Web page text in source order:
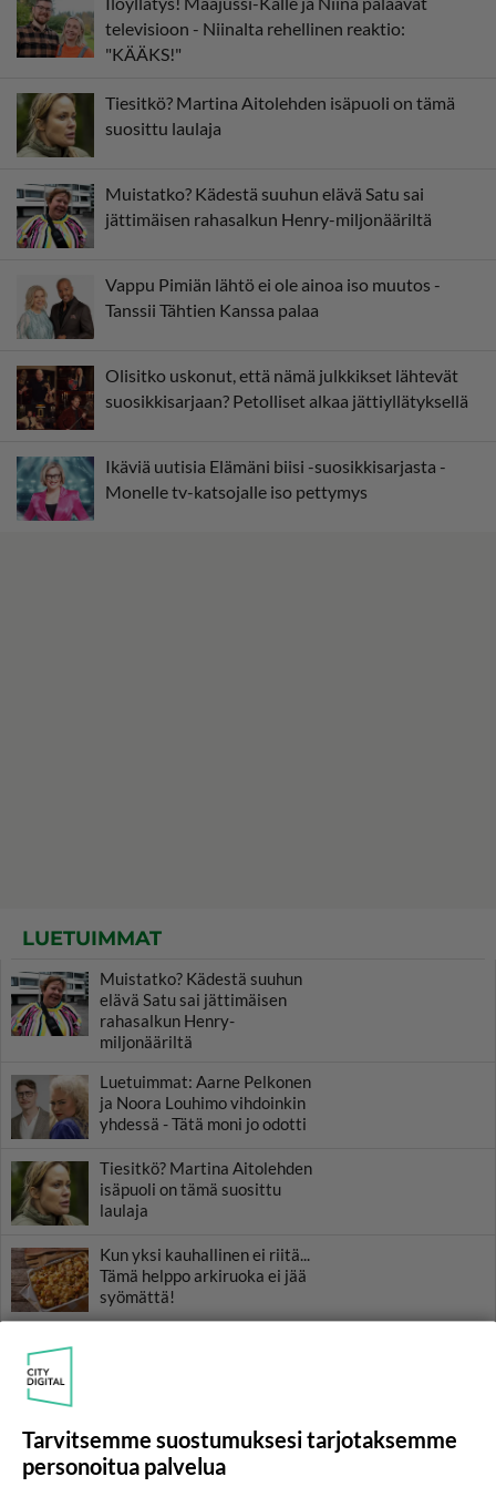
televisioon - Niinalta rehellinen reaktio:
"KÄÄKS!"
Tiesitkö? Martina Aitolehden isäpuoli on tämä
suosittu laulaja
Muistatko? Kädestä suuhun elävä Satu sai
jättimäisen rahasalkun Henry-miljonääriltä
Vappu Pimiän lähtö ei ole ainoa iso muutos -
Tanssii Tähtien Kanssa palaa
Olisitko uskonut, että nämä julkkikset lähtevät
suosikkisarjaan? Petolliset alkaa jättiyllätyksellä
Ikäviä uutisia Elämäni biisi -suosikkisarjasta -
Monelle tv-katsojalle iso pettymys
LUETUIMMAT
Muistatko? Kädestä suuhun
elävä Satu sai jättimäisen
rahasalkun Henry-
miljonääriltä
Luetuimmat: Aarne Pelkonen
ja Noora Louhimo vihdoinkin
yhdessä - Tätä moni jo odotti
Tiesitkö? Martina Aitolehden
isäpuoli on tämä suosittu
laulaja
Kun yksi kauhallinen ei riitä...
Tämä helppo arkiruoka ei jää
syömättä!
Tarvitsemme suostumuksesi tarjotaksemme
personoitua palvelua